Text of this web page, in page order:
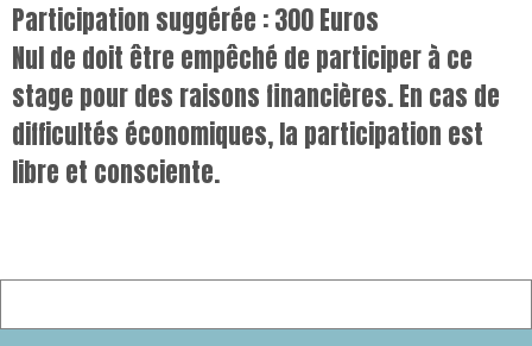
Participation suggérée : 300 Euros
Nul de doit être empêché de participer à ce
stage pour des raisons financières. En cas de
difficultés économiques, la participation est
libre et consciente.